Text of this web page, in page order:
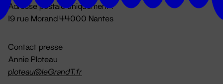
Adresse postale uniquement :
19 rue Morand 44000 Nantes
Contact presse
Annie Ploteau
ploteau@leGrandT.fr